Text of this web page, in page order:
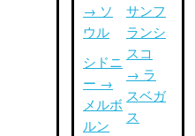
→ ソ
ウル
シドニ
ー →
メルボ
ルン
サンフ
ランシ
スコ
→ ラ
スベガ
ス